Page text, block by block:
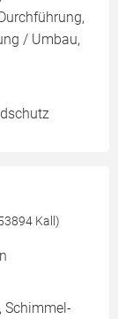
/ Umbau,
Kall)
Schimmel-